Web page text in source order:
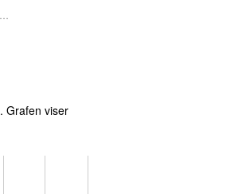
. Grafen viser